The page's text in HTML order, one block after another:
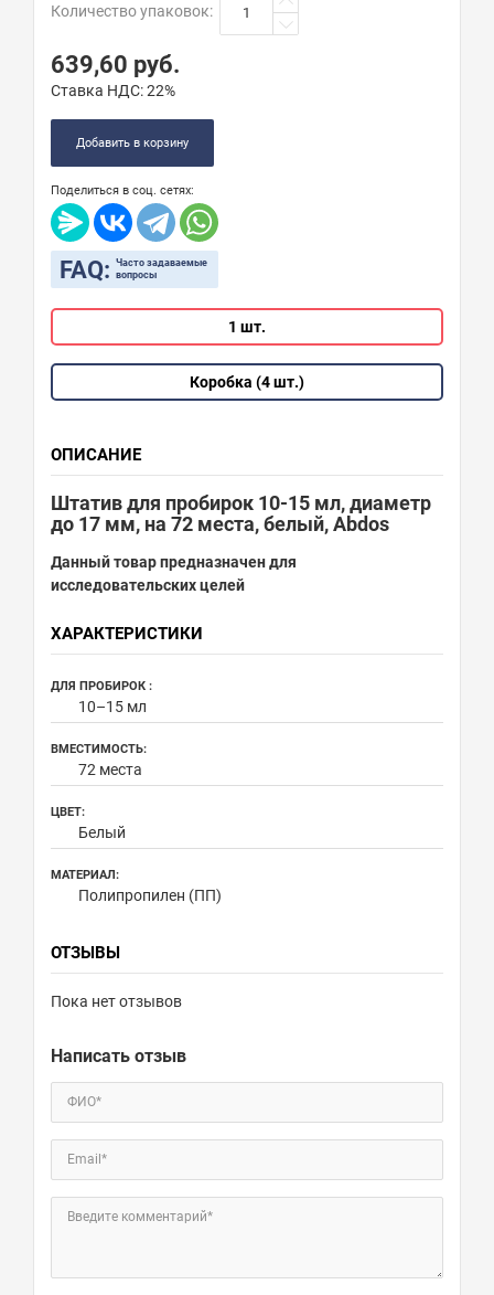
Количество упаковок:
639,60 руб.
Ставка НДС:22%
Добавить в корзину
Поделиться в соц. сетях:
FAQ: Часто задаваемые
вопросы
1 шт.
Коробка (4 шт.)
ОПИСАНИЕ
Штатив для пробирок 10-15 мл, диаметр
до 17 мм, на 72 места, белый, Abdos
Данный товар предназначен для
исследовательских целей
ХАРАКТЕРИСТИКИ
ДЛЯ ПРОБИРОК :
10–15 мл
ВМЕСТИМОСТЬ:
72 места
ЦВЕТ:
Белый
МАТЕРИАЛ:
Полипропилен (ПП)
ОТЗЫВЫ
Пока нет отзывов
Написать отзыв
ФИО*
Email*
Введите комментарий*